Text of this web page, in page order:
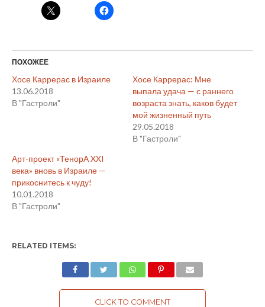
ПОХОЖЕЕ
Хосе Каррерас в Израиле
13.06.2018
В "Гастроли"
Хосе Каррерас: Мне
выпала удача — с раннего
возраста знать, каков будет
мой жизненный путь
29.05.2018
В "Гастроли"
Арт-проект «ТенорА XXI
века» вновь в Израиле —
прикоснитесь к чуду!
10.01.2018
В "Гастроли"
RELATED ITEMS:
CLICK TO COMMENT